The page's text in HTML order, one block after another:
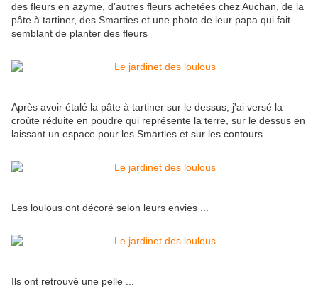
des fleurs en azyme, d'autres fleurs achetées chez Auchan, de la
pâte à tartiner, des Smarties et une photo de leur papa qui fait
semblant de planter des fleurs
Après avoir étalé la pâte à tartiner sur le dessus, j'ai versé la
croûte réduite en poudre qui représente la terre, sur le dessus en
laissant un espace pour les Smarties et sur les contours ...
Les loulous ont décoré selon leurs envies ...
Ils ont retrouvé une pelle ...